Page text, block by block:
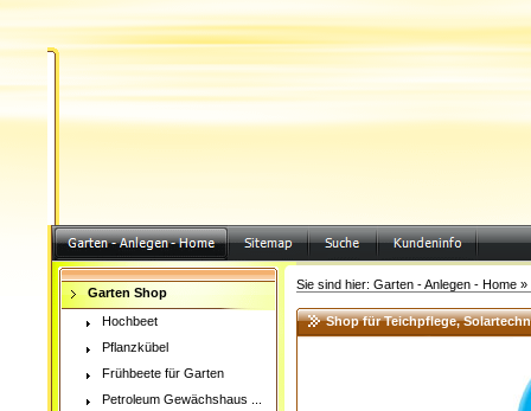
Garten Shop
Hochbeet
Pflanzkübel
Frühbeete für Garten
Petroleum Gewächshaus ...
Sie sind hier: Garten - Anlegen - Home »
Shop für Teichpflege,